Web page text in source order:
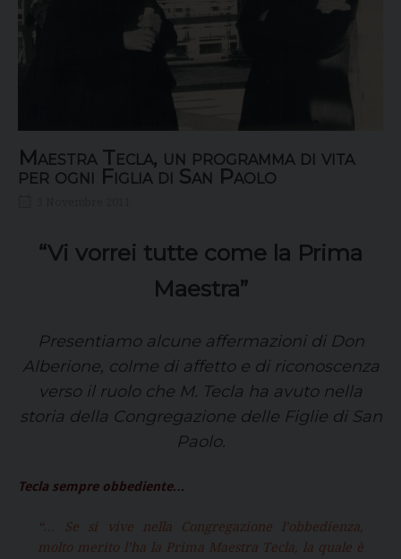
Maestra Tecla, un programma di vita
per ogni Figlia di San Paolo
“Vi vorrei tutte come la Prima
Maestra”
Presentiamo alcune affermazioni di Don
Alberione, colme di affetto e di riconoscenza
verso il ruolo che M. Tecla ha avuto nella
storia della Congregazione delle Figlie di San
Paolo.
Tecla sempre obbediente…
“… Se si vive nella Congregazione l’obbedienza,
molto merito l’ha la Prima Maestra Tecla, la quale è